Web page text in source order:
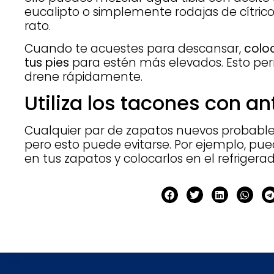
eucalipto o simplemente rodajas de
rato.
Cuando te acuestes para descansar,
tus pies para estén más elevados. Esto
drene rápidamente.
Utiliza los tacones con
Cualquier par de zapatos nuevos
pero esto puede evitarse. Por ejemplo,
en tus zapatos y colocarlos en el